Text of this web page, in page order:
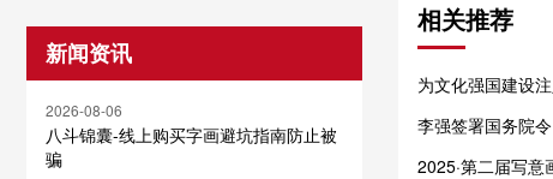
新闻资讯
2026-08-06
八斗锦囊-线上购买字画避坑指南防止被
骗
相关推荐
为文化强国建设
李强签署国务院
2025·第二届写